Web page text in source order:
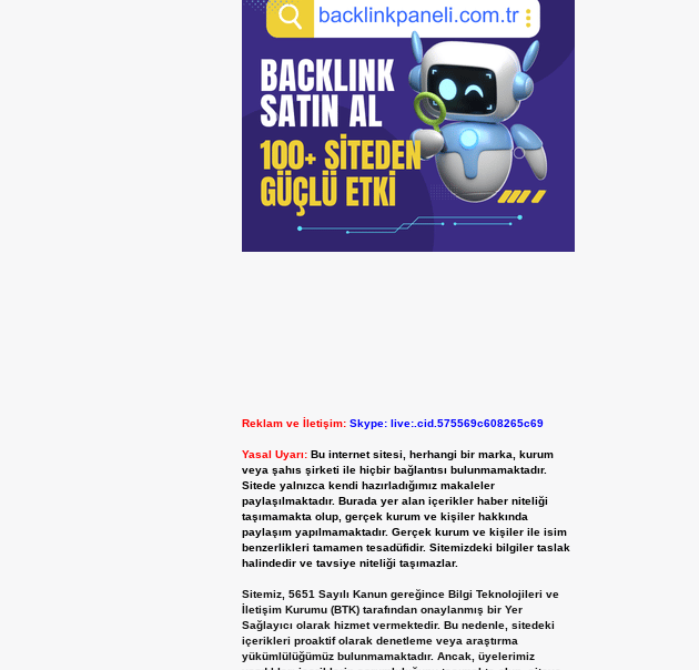
Reklam ve İletişim: Skype: live:.cid.575569c608265c69
Yasal Uyarı: Bu internet sitesi, herhangi bir marka, kurum
veya şahıs şirketi ile hiçbir bağlantısı bulunmamaktadır.
Sitede yalnızca kendi hazırladığımız makaleler
paylaşılmaktadır. Burada yer alan içerikler haber niteliği
taşımamakta olup, gerçek kurum ve kişiler hakkında
paylaşım yapılmamaktadır. Gerçek kurum ve kişiler ile isim
benzerlikleri tamamen tesadüfidir. Sitemizdeki bilgiler taslak
halindedir ve tavsiye niteliği taşımazlar.
Sitemiz, 5651 Sayılı Kanun gereğince Bilgi Teknolojileri ve
İletişim Kurumu (BTK) tarafından onaylanmış bir Yer
Sağlayıcı olarak hizmet vermektedir. Bu nedenle, sitedeki
içerikleri proaktif olarak denetleme veya araştırma
yükümlülüğümüz bulunmamaktadır. Ancak, üyelerimiz